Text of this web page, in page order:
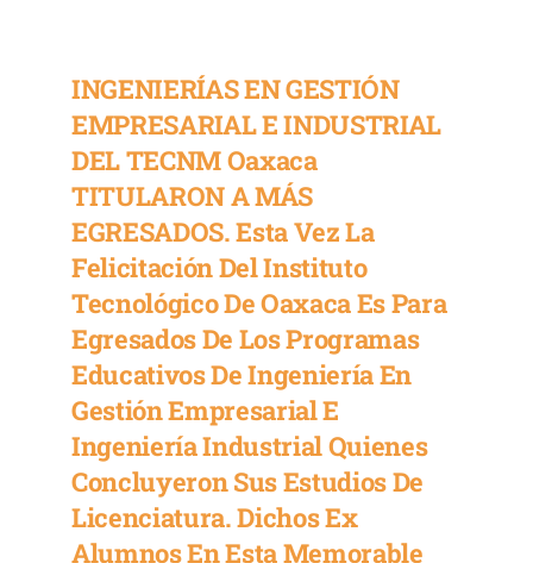
Eléctrica
y
Electrónica
del
TecNM
Oaxaca
Titula
a
Nuevos
Ingenieros
al
Cierre
Semestre
Enero-
Junio
2026
INGENIERÍAS EN GESTIÓN
EMPRESARIAL E INDUSTRIAL
DEL TECNM Oaxaca
TITULARON A MÁS
EGRESADOS. Esta Vez La
Felicitación Del Instituto
Tecnológico De Oaxaca Es Para
Egresados De Los Programas
Educativos De Ingeniería En
Gestión Empresarial E
Ingeniería Industrial Quienes
Concluyeron Sus Estudios De
Licenciatura. Dichos Ex
Alumnos En Esta Memorable